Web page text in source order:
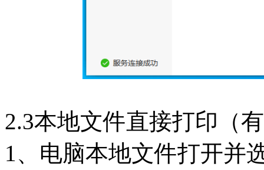
2.3本地文件直接打印（
1、电脑本地文件打开并